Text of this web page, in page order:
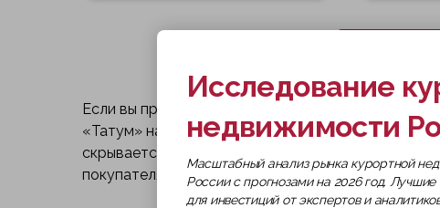
Если вы присматриваете квартиру в Юго-
«Татум» наверняка попал в шорт-лист. Пять
скрывается за красивыми рендерами? Я изучил
покупателями и даже заснял стройку с дрона.
Исследование
недвижимости
Масштабный анализ рынка курортной
России с прогнозами на 2026 год. Лучшие
для инвестиций от экспертов и